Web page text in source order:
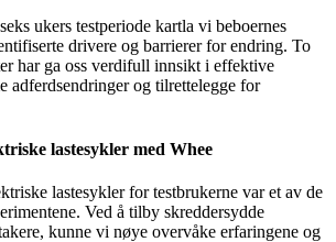
ukers testperiode kartla vi beboernes
drivere og barrierer for endring. To
har ga oss verdifull innsikt i effektive
adferdsendringer og tilrettelegge for
lastesykler med Whee
lastesykler for testbrukerne var et av de
Ved å tilby skreddersydde
kunne vi nøye overvåke erfaringene og